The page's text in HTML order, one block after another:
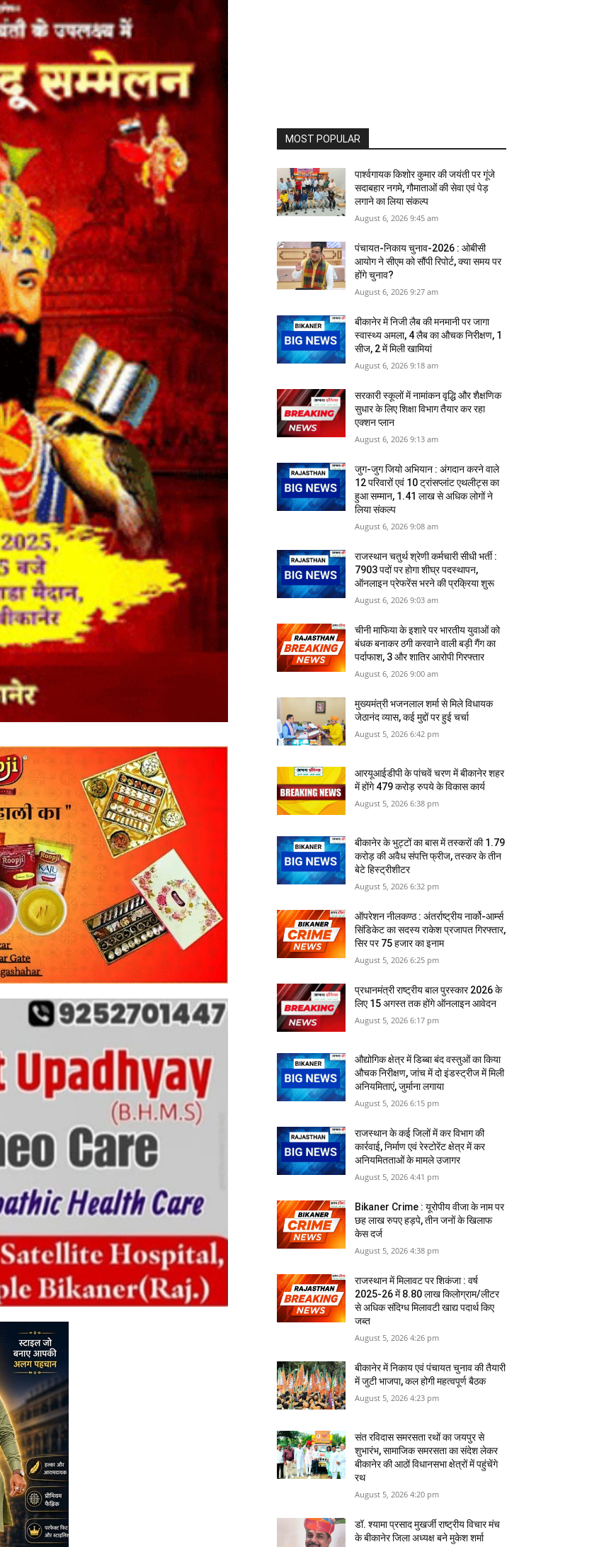
MOST POPULAR
पार्श्वगायक किशोर कुमार की जयंती पर गूंजे
सदाबहार नगमे, गौमाताओं की सेवा एवं पेड़
लगाने का लिया संकल्प
August 6, 2026 9:45 am
पंचायत-निकाय चुनाव-2026 : ओबीसी
आयोग ने सीएम को सौंपी रिपोर्ट, क्‍या समय पर
होंगे चुनाव?
August 6, 2026 9:27 am
बीकानेर में निजी लैब की मनमानी पर जागा
स्‍वास्‍थ्‍य अमला, 4 लैब का औचक निरीक्षण, 1
सीज, 2 में मिली खामियां
August 6, 2026 9:18 am
सरकारी स्‍कूलों में नामांकन वृद्धि और शैक्षणिक
सुधार के लिए शिक्षा विभाग तैयार कर रहा
एक्शन प्लान
August 6, 2026 9:13 am
जुग-जुग जियो अभियान : अंगदान करने वाले
12 परिवारों एवं 10 ट्रांसप्लांट एथलीट्स का
हुआ सम्मान, 1.41 लाख से अधिक लोगों ने
लिया संकल्प
August 6, 2026 9:08 am
राजस्थान चतुर्थ श्रेणी कर्मचारी सीधी भर्ती :
7903 पदों पर होगा शीघ्र पदस्थापन,
ऑनलाइन प्रेफरेंस भरने की प्रक्रिया शुरू
August 6, 2026 9:03 am
​चीनी माफिया के इशारे पर भारतीय युवाओं को
बंधक बनाकर ठगी करवाने वाली बड़ी गैंग का
पर्दाफाश, 3 और शातिर आरोपी गिरफ्तार
August 6, 2026 9:00 am
मुख्यमंत्री भजनलाल शर्मा से मिले विधायक
जेठानंद व्यास, कई मुद्दों पर हुई चर्चा
August 5, 2026 6:42 pm
आरयूआईडीपी के पांचवें चरण में बीकानेर शहर
में होंगे 479 करोड़ रुपये के विकास कार्य
August 5, 2026 6:38 pm
बीकानेर के भुट्टों का बास में तस्‍करों की 1.79
करोड़ की अवैध संपत्ति फ्रीज, तस्‍कर के तीन
बेटे हिस्‍ट्रीशीटर
August 5, 2026 6:32 pm
ऑपरेशन नीलकण्ठ : अंतर्राष्ट्रीय नार्को-आर्म्स
सिंडिकेट का सदस्य राकेश प्रजापत गिरफ्तार,
सिर पर 75 हजार का इनाम
August 5, 2026 6:25 pm
प्रधानमंत्री राष्ट्रीय बाल पुरस्कार 2026 के
लिए 15 अगस्त तक होंगे ऑनलाइन आवेदन
August 5, 2026 6:17 pm
औद्योगिक क्षेत्र में डिब्बा बंद वस्तुओं का किया
औचक निरीक्षण, जांच में दो इंडस्ट्रीज में मिली
अनियमिताएं, जुर्माना लगाया
August 5, 2026 6:15 pm
राजस्‍थान के कई जिलों में कर विभाग की
कार्रवाई, निर्माण एवं रेस्टोरेंट क्षेत्र में कर
अनियमितताओं के मामले उजागर
August 5, 2026 4:41 pm
Bikaner Crime : यूरोपीय वीजा के नाम पर
छह लाख रुपए हड़पे, तीन जनों के खिलाफ
केस दर्ज
August 5, 2026 4:38 pm
राजस्‍थान में मिलावट पर शिकंजा : वर्ष
2025-26 में 8.80 लाख किलोग्राम/लीटर
से अधिक संदिग्ध मिलावटी खाद्य पदार्थ किए
जब्त
August 5, 2026 4:26 pm
बीकानेर में निकाय एवं पंचायत चुनाव की तैयारी
में जुटी भाजपा, कल होगी महत्वपूर्ण बैठक
August 5, 2026 4:23 pm
संत रविदास समरसता रथों का जयपुर से
शुभारंभ, सामाजिक समरसता का संदेश लेकर
बीकानेर की आठों विधानसभा क्षेत्रों में पहुंचेंगे
रथ
August 5, 2026 4:20 pm
डॉ. श्यामा प्रसाद मुखर्जी राष्ट्रीय विचार मंच
के बीकानेर जिला अध्यक्ष बने मुकेश शर्मा